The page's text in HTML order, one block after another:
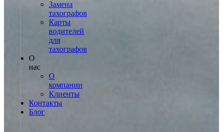
Замена
тахографов
Карты
водителей
для
тахографов
О
нас
О
компании
Клиенты
Контакты
Блог